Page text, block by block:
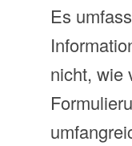
Es
nicht, wie